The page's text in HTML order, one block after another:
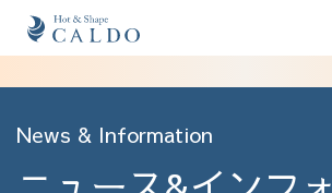
初めての方へ
ホットヨガの効果
News & Information